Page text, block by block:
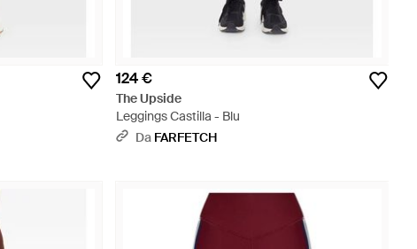
124 €
The Upside
Leggings Castilla - Blu
Da FARFETCH